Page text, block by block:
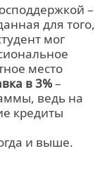
–
для того,
мог
место
в 3%–
ведь на
кредиты
и выше.